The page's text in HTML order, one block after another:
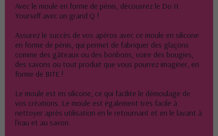
Avec le moule en forme de pénis, découvrez le Do It
Yourself avec un grand Q !
Assurez le succès de vos apéros avec ce moule en silicone
en forme de pénis, qui permet de fabriquer des glaçons
comme des gâteaux ou des bonbons, voire des bougies,
des savons ou tout produit que vous pourrez imaginer, en
forme de BITE !
Le moule est en silicone, ce qui facilite le démoulage de
vos créations. Le moule est également très facile à
nettoyer après utilisation en le retournant et en le lavant à
l'eau et au savon.